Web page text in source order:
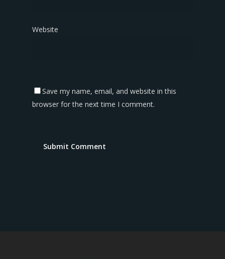
Website
Save my name, email, and website in this
browser for the next time I comment.